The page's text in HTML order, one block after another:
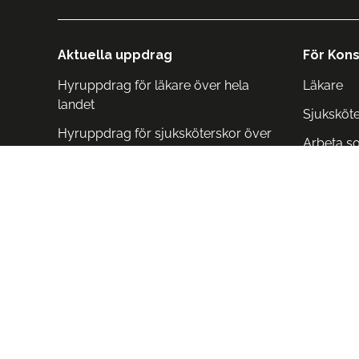
Aktuella uppdrag
Hyruppdrag för läkare över hela
landet
Hyruppdrag för sjuksköterskor över
För
Läkare
Arbeta